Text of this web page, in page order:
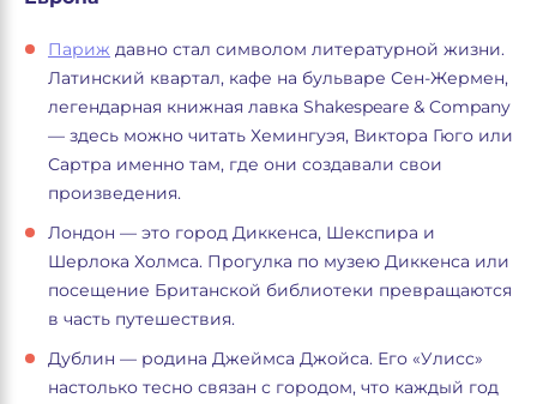
Париж давно стал символом литературной жизни.
Латинский квартал, кафе на бульваре Сен-Жермен,
легендарная книжная лавка Shakespeare & Company
— здесь можно читать Хемингуэя, Виктора Гюго или
Сартра именно там, где они создавали свои
произведения.
Лондон — это город Диккенса, Шекспира и
Шерлока Холмса. Прогулка по музею Диккенса или
посещение Британской библиотеки превращаются
в часть путешествия.
Дублин — родина Джеймса Джойса. Его «Улисс»
настолько тесно связан с городом, что каждый год